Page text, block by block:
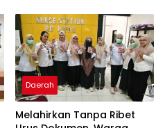
Daerah
Melahirkan Tanpa Ribet